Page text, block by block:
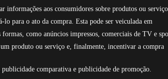
informações aos consumidores sobre produtos ou
para o ato da compra. Esta pode ser veiculada em
como anúncios impressos, comerciais de TV e
produto ou serviço e, finalmente, incentivar a compra
comparativa e publicidade de promoção.